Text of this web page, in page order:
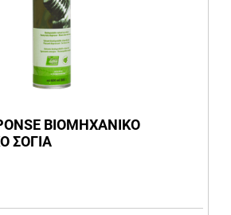
ΒΙΟΜΗΧΑΝΙΚΟ
ΣΟΓΙΑ